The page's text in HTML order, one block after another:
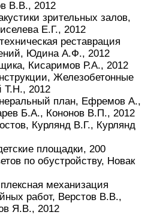
В.В., 2012
зрительных залов,
Е.Г., 2012
реставрация
Юдина А.Ф., 2012
Кисаримов Р.А., 2012
Железобетонные
Т.Н., 2012
план, Ефремов А.,
Б.А., Кононов В.П., 2012
Курлянд В.Г., Курлянд
площадки, 200
по обустройству, Новак
механизация
работ, Верстов В.В.,
Я.В., 2012